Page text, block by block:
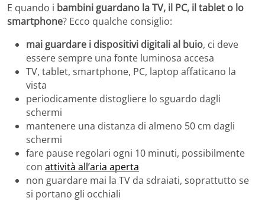
E quando i bambini guardano la TV, il PC, il tablet o lo
smartphone? Ecco qualche consiglio:
mai guardare i dispositivi digitali al buio, ci deve
essere sempre una fonte luminosa accesa
TV, tablet, smartphone, PC, laptop affaticano la
vista
periodicamente distogliere lo sguardo dagli
schermi
mantenere una distanza di almeno 50 cm dagli
schermi
fare pause regolari ogni 10 minuti, possibilmente
con attività all’aria aperta
non guardare mai la TV da sdraiati, soprattutto se
si portano gli occhiali